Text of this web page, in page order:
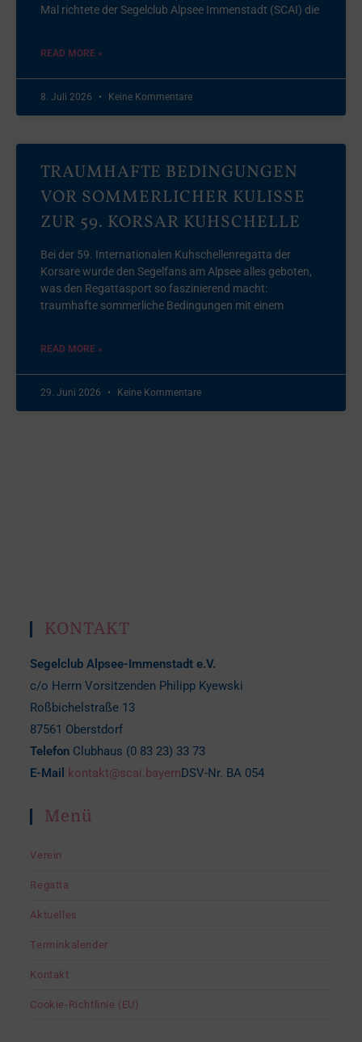
Mal richtete der Segelclub Alpsee Immenstadt (SCAI) die
READ MORE »
8. Juli 2026 Keine Kommentare
TRAUMHAFTE BEDINGUNGEN
VOR SOMMERLICHER KULISSE
ZUR 59. KORSAR KUHSCHELLE
Bei der 59. Internationalen Kuhschellenregatta der
Korsare wurde den Segelfans am Alpsee alles geboten,
was den Regattasport so faszinierend macht:
traumhafte sommerliche Bedingungen mit einem
READ MORE »
29. Juni 2026 Keine Kommentare
KONTAKT
Segelclub Alpsee-Immenstadt e.V.
c/o Herrn Vorsitzenden Philipp Kyewski
Roßbichelstraße 13
87561 Oberstdorf
Telefon Clubhaus (0 83 23) 33 73
E-Mail
kontakt@scai.bayernDSV-Nr. BA 054
Menü
Verein
Regatta
Aktuelles
Terminkalender
Kontakt
Cookie-Richtlinie (EU)